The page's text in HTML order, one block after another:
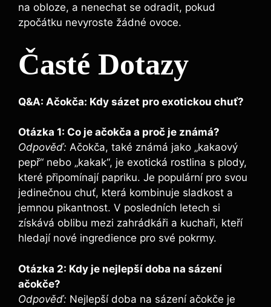
na obloze, a nenechat se odradit, pokud
zpočátku nevyroste žádné ovoce.
Časté Dotazy
Q&A: Ačokča: Kdy sázet pro exotickou chuť?
Otázka 1: Co je ačokča a proč je známá?
Odpověď: Ačokča, také známá jako „kakaový
pepř“ nebo „kakak“, je exotická rostlina s plody,
které připomínají papriku. Je populární pro svou
jedinečnou chuť, která kombinuje sladkost a
jemnou pikantnost. V posledních letech si
získává oblibu mezi zahrádkáři a kuchaři, kteří
hledají nové ingredience pro své pokrmy.
Otázka 2: Kdy je nejlepší doba na sázení
ačokče?
Odpověď: Nejlepší doba na sázení ačokče je